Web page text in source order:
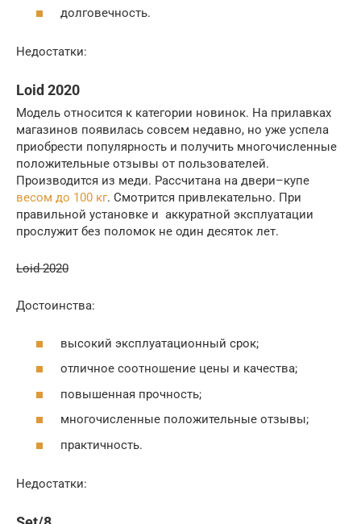
долговечность.
Недостатки:
Loid 2020
Модель относится к категории новинок. На прилавках
магазинов появилась совсем недавно, но уже успела
приобрести популярность и получить многочисленные
положительные отзывы от пользователей.
Производится из меди. Рассчитана на двери–купе
весом до 100 кг. Смотрится привлекательно. При
правильной установке и аккуратной эксплуатации
прослужит без поломок не один десяток лет.
Loid 2020
Достоинства:
высокий эксплуатационный срок;
отличное соотношение цены и качества;
повышенная прочность;
многочисленные положительные отзывы;
практичность.
Недостатки: